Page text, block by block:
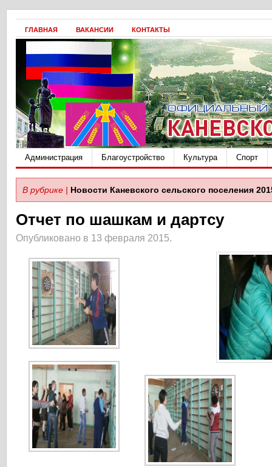
ГЛАВНАЯ ВАКАНСИИ КОНТАКТЫ
Администрация Благоустройство Культура Спорт
В рубрике | Новости Каневского сельского поселения
Отчет по шашкам и дартсу
Опубликовано в 13 февраля 2015.